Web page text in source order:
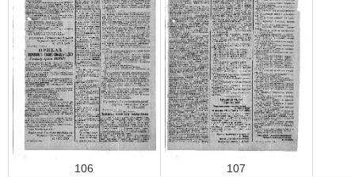
106 107